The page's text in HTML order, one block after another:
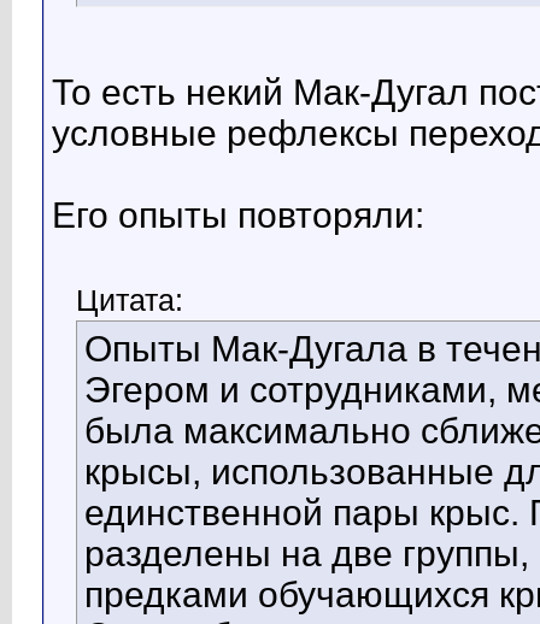
То есть некий Мак-Дугал
условные рефлексы
Его опыты повторяли:
Цитата:
Опыты Мак-Дугала в
Эгером и сотрудниками,
была максимально
крысы, использованные
единственной пары
разделены на две
предками обучающихся